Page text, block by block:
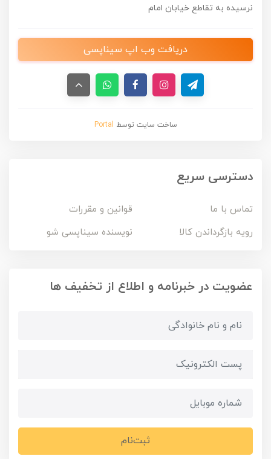
نرسیده به تقاطع خیابان امام
دریافت وب اپ سیناپسی
ساخت سایت توسط Portal
دسترسی سریع
تماس با ما
قوانین و مقررات
رویه بازگرداندن کالا
نویسنده سیناپسی شو
عضویت در خبرنامه و اطلاع از تخفیف ها
ثبت‌نام